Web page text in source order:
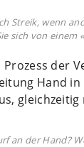
Streik, wenn
sich von einem
der
Hand in
an der Hand?